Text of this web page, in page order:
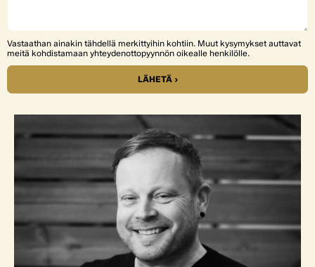
Vastaathan ainakin tähdellä merkittyihin kohtiin. Muut kysymykset auttavat
meitä kohdistamaan yhteydenottopyynnön oikealle henkilölle.
LÄHETÄ ›